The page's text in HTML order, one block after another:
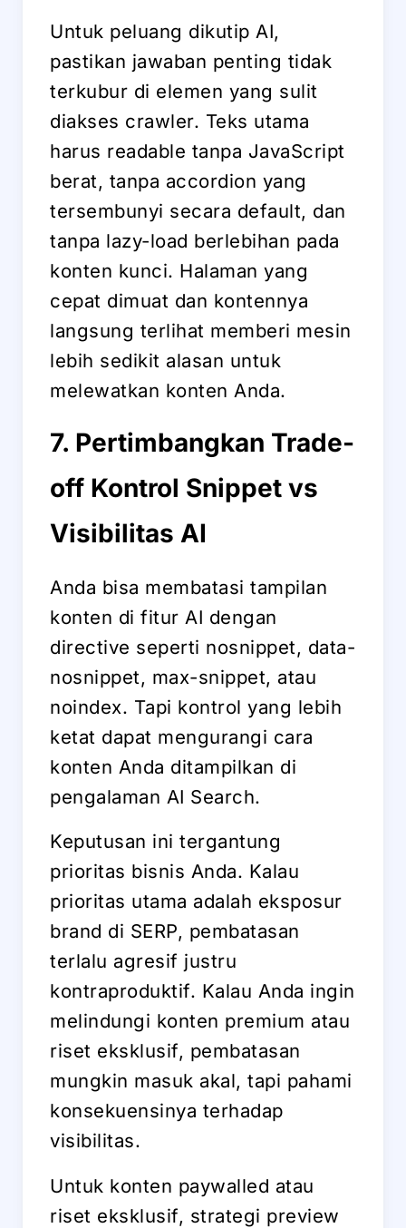
Untuk peluang dikutip AI,
pastikan jawaban penting tidak
terkubur di elemen yang sulit
diakses crawler. Teks utama
harus readable tanpa JavaScript
berat, tanpa accordion yang
tersembunyi secara default, dan
tanpa lazy-load berlebihan pada
konten kunci. Halaman yang
cepat dimuat dan kontennya
langsung terlihat memberi mesin
lebih sedikit alasan untuk
melewatkan konten Anda.
7. Pertimbangkan Trade-
off Kontrol Snippet vs
Visibilitas AI
Anda bisa membatasi tampilan
konten di fitur AI dengan
directive seperti nosnippet, data-
nosnippet, max-snippet, atau
noindex. Tapi kontrol yang lebih
ketat dapat mengurangi cara
konten Anda ditampilkan di
pengalaman AI Search.
Keputusan ini tergantung
prioritas bisnis Anda. Kalau
prioritas utama adalah eksposur
brand di SERP, pembatasan
terlalu agresif justru
kontraproduktif. Kalau Anda ingin
melindungi konten premium atau
riset eksklusif, pembatasan
mungkin masuk akal, tapi pahami
konsekuensinya terhadap
visibilitas.
Untuk konten paywalled atau
riset eksklusif, strategi preview